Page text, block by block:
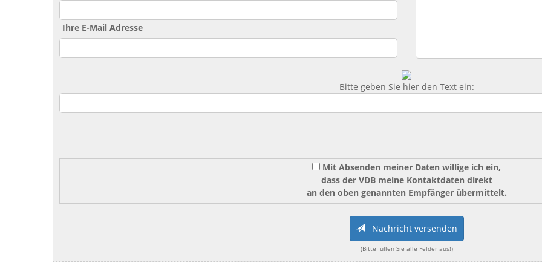
Ihre E-Mail Adresse
Bitte geben Sie hier den Text ein:
Mit Absenden meiner Daten willige ich ein,
dass der VDB meine Kontaktdaten direkt
an den oben genannten Empfänger übermittelt.
Nachricht versenden
(Bitte füllen Sie alle Felder aus!)